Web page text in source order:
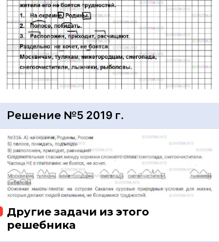
Решение №5 2019 г.
Другие задачи из этого
решебника